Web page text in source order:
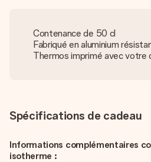
Contenance de 50 cl
Fabriqué en aluminium
Thermos imprimé avec votre
Spécifications de cadeau
Informations complémentaires
isotherme :